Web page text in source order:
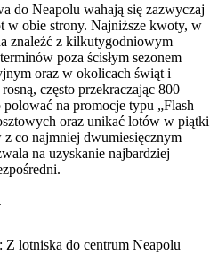
do Neapolu wahają się zazwyczaj
w obie strony. Najniższe kwoty, w
znaleźć z kilkutygodniowym
poza ścisłym sezonem
oraz w okolicach świąt i
często przekraczając 800
na promocje typu „Flash
oraz unikać lotów w piątki
co najmniej dwumiesięcznym
na uzyskanie najbardziej
lotniska do centrum Neapolu